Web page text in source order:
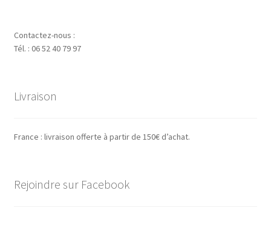
Contactez-nous :
Tél. : 06 52 40 79 97
Livraison
France : livraison offerte à partir de 150€ d’achat.
Rejoindre sur Facebook